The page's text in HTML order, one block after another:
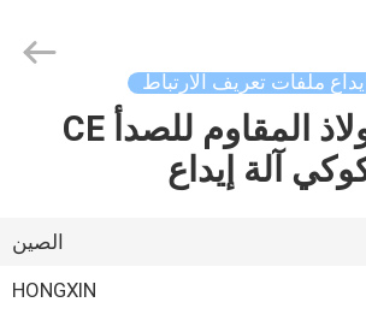
ملفات تعريف الارتباط
304 الفولاذ المقاوم للصدأ CE
آلة إيداع
الصين
HONGXIN